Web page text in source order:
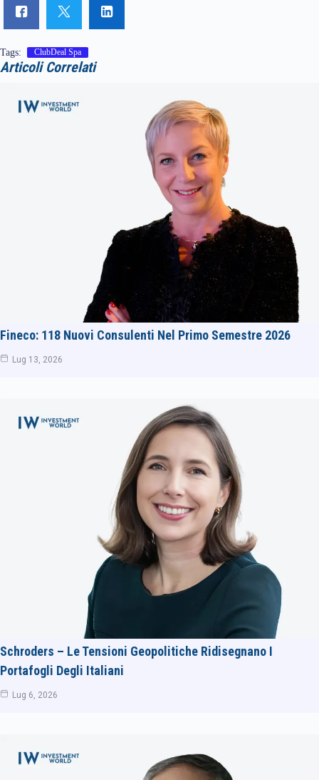
Tags: ClubDeal Spa
Articoli Correlati
Fineco: 118 Nuovi Consulenti Nel Primo Semestre 2026
Lug 13, 2026
Schroders – Le Tensioni Geopolitiche Ridisegnano I
Portafogli Degli Italiani
Lug 6, 2026